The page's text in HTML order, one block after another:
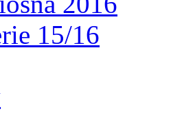
15/16